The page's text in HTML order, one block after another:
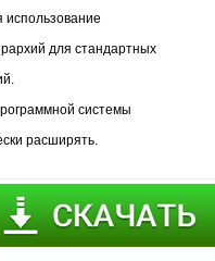
использование
для стандартных
системы
расширять.